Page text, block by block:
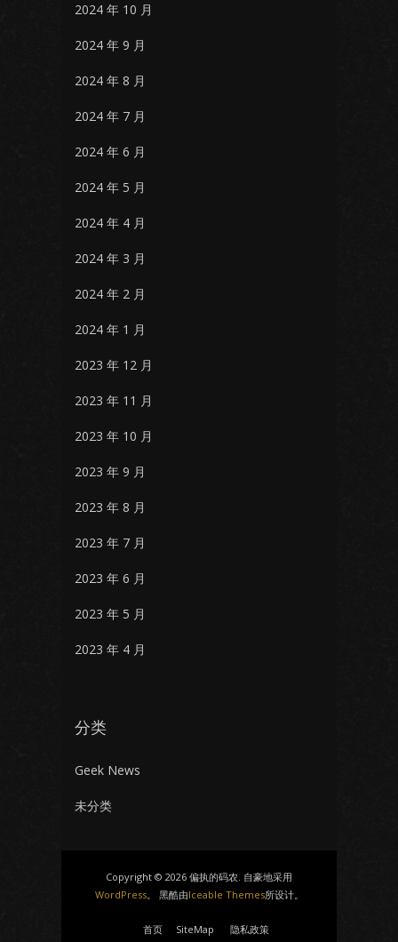
2024 年 10 月
2024 年 9 月
2024 年 8 月
2024 年 7 月
2024 年 6 月
2024 年 5 月
2024 年 4 月
2024 年 3 月
2024 年 2 月
2024 年 1 月
2023 年 12 月
2023 年 11 月
2023 年 10 月
2023 年 9 月
2023 年 8 月
2023 年 7 月
2023 年 6 月
2023 年 5 月
2023 年 4 月
分类
Geek News
未分类
Copyright © 2026 偏执的码农. 自豪地采用
WordPress。 黑酷由Iceable Themes所设计。
首页 SiteMap 隐私政策